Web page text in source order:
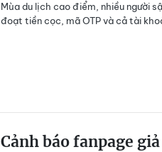
Mùa du lịch cao điểm, nhiều người
đoạt tiền cọc, mã OTP và cả tài
Cảnh báo fanpage